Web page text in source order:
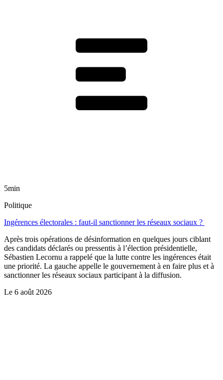
5min
Politique
Ingérences électorales : faut-il sanctionner les réseaux sociaux ?
Après trois opérations de désinformation en quelques jours ciblant
des candidats déclarés ou pressentis à l’élection présidentielle,
Sébastien Lecornu a rappelé que la lutte contre les ingérences était
une priorité. La gauche appelle le gouvernement à en faire plus et à
sanctionner les réseaux sociaux participant à la diffusion.
Le 6 août 2026